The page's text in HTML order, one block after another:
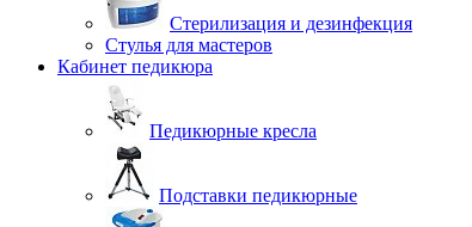
Стерилизация и дезинфекция
Стулья для мастеров
Кабинет педикюра
Педикюрные кресла
Подставки педикюрные